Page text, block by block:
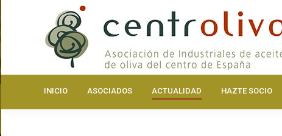
INICIO ASOCIADOS ACTUALIDAD HAZTE SOCIO
ASOCIADOS